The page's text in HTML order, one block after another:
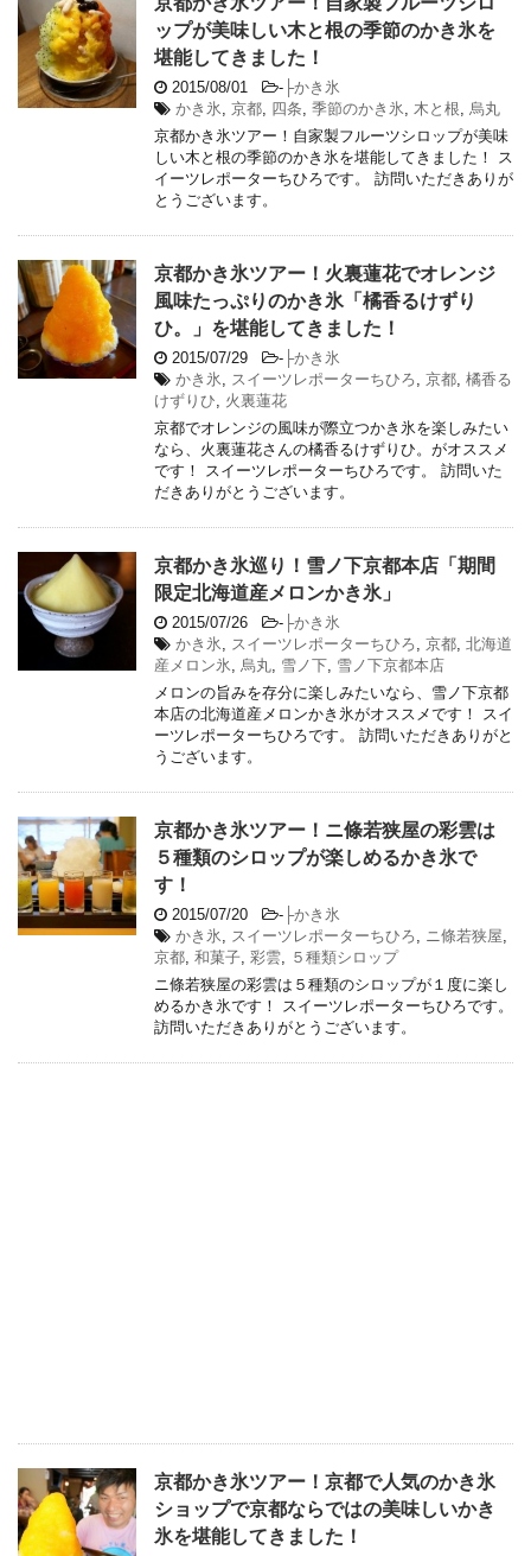
ップが美味しい木と根の季節のかき氷を
堪能してきました！
2015/08/01 - ├かき氷
かき氷, 京都, 四条, 季節のかき氷, 木と根, 烏丸
京都かき氷ツアー！自家製フルーツシロップが美味
しい木と根の季節のかき氷を堪能してきました！ ス
イーツレポーターちひろです。 訪問いただきありが
とうございます。
京都かき氷ツアー！火裏蓮花でオレンジ
風味たっぷりのかき氷「橘香るけずり
ひ。」を堪能してきました！
2015/07/29 - ├かき氷
かき氷, スイーツレポーターちひろ , 京都, 橘香る
けずりひ, 火裏蓮花
京都でオレンジの風味が際立つかき氷を楽しみたい
なら、火裏蓮花さんの橘香るけずりひ。がオススメ
です！ スイーツレポーターちひろです。 訪問いた
だきありがとうございます。
京都かき氷巡り！雪ノ下京都本店「期間
限定北海道産メロンかき氷」
2015/07/26 - ├かき氷
かき氷, スイーツレポーターちひろ , 京都, 北海道
産メロン氷, 烏丸, 雪ノ下, 雪ノ下京都本店
メロンの旨みを存分に楽しみたいなら、雪ノ下京都
本店の北海道産メロンかき氷がオススメです！ スイ
ーツレポーターちひろです。 訪問いただきありがと
うございます。
京都かき氷ツアー！ニ條若狭屋の彩雲は
５種類のシロップが楽しめるかき氷で
す！
2015/07/20 - ├かき氷
かき氷, スイーツレポーターちひろ , ニ條若狭屋,
京都, 和菓子, 彩雲, ５種類シロップ
ニ條若狭屋の彩雲は５種類のシロップが１度に楽し
めるかき氷です！ スイーツレポーターちひろです。
訪問いただきありがとうございます。
京都かき氷ツアー！京都で人気のかき氷
ショップで京都ならではの美味しいかき
氷を堪能してきました！